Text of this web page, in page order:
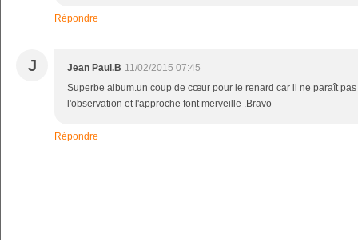
Répondre
J Jean Paul.B 11/02/2015 07:45
Superbe album.un coup de cœur pour le renard car il ne paraît
l'observation et l'approche font merveille .Bravo
Répondre